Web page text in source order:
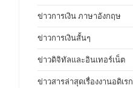
ข่าวการเงิน ภาษาอังกฤษ
ข่าวการเงินสั้นๆ
ข่าวดิจิทัลและอินเทอร์เน็ต
ข่าวสารล่าสุดเรื่องงานอดิเรก